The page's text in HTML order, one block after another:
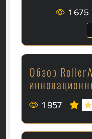
1 675
Обзор
1 957